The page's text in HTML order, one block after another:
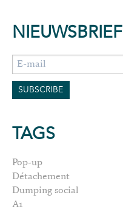
NIEUWSBRIEF
TAGS
Pop-up
Détachement
Dumping social
A1